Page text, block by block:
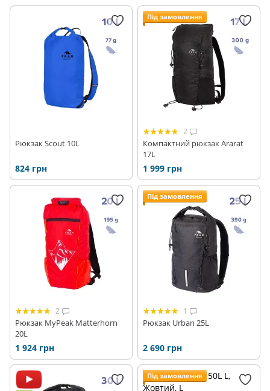
Рюкзак Scout 10L
824 грн
Під замовлення
2
Компактний рюкзак Ararat
17L
1 999 грн
2
Рюкзак MyPeak Matterhorn
20L
1 924 грн
Під замовлення
1
Рюкзак Urban 25L
2 690 грн
Під замовлення